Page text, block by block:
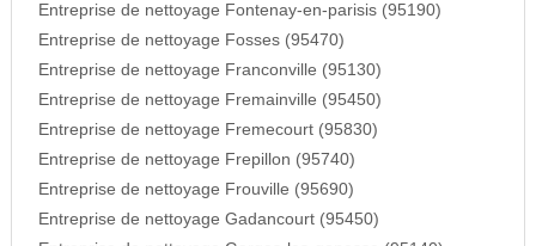
Entreprise de nettoyage Fontenay-en-parisis (95190)
Entreprise de nettoyage Fosses (95470)
Entreprise de nettoyage Franconville (95130)
Entreprise de nettoyage Fremainville (95450)
Entreprise de nettoyage Fremecourt (95830)
Entreprise de nettoyage Frepillon (95740)
Entreprise de nettoyage Frouville (95690)
Entreprise de nettoyage Gadancourt (95450)